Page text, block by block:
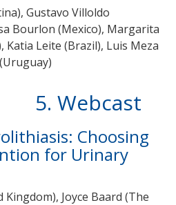
Gustavo Villoldo
Bourlon (Mexico), Margarita
Katia Leite (Brazil), Luis Meza
5. Webcast
Choosing
for Urinary
Kingdom), Joyce Baard (The